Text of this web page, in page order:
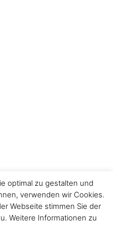
optimal zu gestalten und
verwenden wir Cookies.
Webseite stimmen Sie der
Weitere Informationen zu